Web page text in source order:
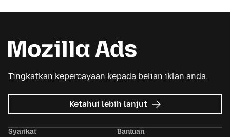
Tingkatkan kepercayaan kepada belian iklan anda.
Ketahui lebih lanjut tentang
Iklan
Syarikat Bantuan